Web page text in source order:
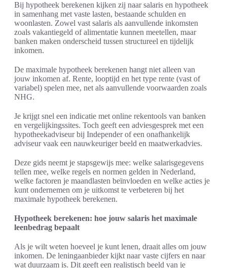
Bij hypotheek berekenen kijken zij naar salaris en hypotheek
in samenhang met vaste lasten, bestaande schulden en
woonlasten. Zowel vast salaris als aanvullende inkomsten
zoals vakantiegeld of alimentatie kunnen meetellen, maar
banken maken onderscheid tussen structureel en tijdelijk
inkomen.
De maximale hypotheek berekenen hangt niet alleen van
jouw inkomen af. Rente, looptijd en het type rente (vast of
variabel) spelen mee, net als aanvullende voorwaarden zoals
NHG.
Je krijgt snel een indicatie met online rekentools van banken
en vergelijkingssites. Toch geeft een adviesgesprek met een
hypotheekadviseur bij Independer of een onafhankelijk
adviseur vaak een nauwkeuriger beeld en maatwerkadvies.
Deze gids neemt je stapsgewijs mee: welke salarisgegevens
tellen mee, welke regels en normen gelden in Nederland,
welke factoren je maandlasten beïnvloeden en welke acties je
kunt ondernemen om je uitkomst te verbeteren bij het
maximale hypotheek berekenen.
Hypotheek berekenen: hoe jouw salaris het maximale
leenbedrag bepaalt
Als je wilt weten hoeveel je kunt lenen, draait alles om jouw
inkomen. De leningaanbieder kijkt naar vaste cijfers en naar
wat duurzaam is. Dit geeft een realistisch beeld van je